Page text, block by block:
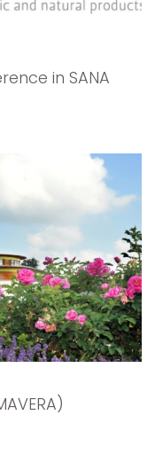
in SANA